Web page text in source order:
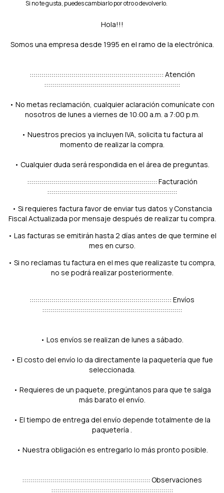
Si no te gusta, puedes cambiarlo por otro o devolverlo.
Hola!!!
Somos una empresa desde 1995 en el ramo de la electrónica.
::::::::::::::::::::::::::::::::::::::::::::::::::::::::::::::::::: Atención
::::::::::::::::::::::::::::::::::::::::::::::::::::::::::::::::::::
• No metas reclamación, cualquier aclaración comunícate con
nosotros de lunes a viernes de 10:00 a.m. a 7:00 p.m.
• Nuestros precios ya incluyen IVA, solicita tu factura al
momento de realizar la compra.
• Cualquier duda será respondida en el área de preguntas.
::::::::::::::::::::::::::::::::::::::::::::::::::::::::::::::::: Facturación
:::::::::::::::::::::::::::::::::::::::::::::::::::::::::::::::::
• Si requieres factura favor de enviar tus datos y Constancia
Fiscal Actualizada por mensaje después de realizar tu compra.
• Las facturas se emitirán hasta 2 días antes de que termine el
mes en curso.
• Si no reclamas tu factura en el mes que realizaste tu compra,
no se podrá realizar posteriormente.
::::::::::::::::::::::::::::::::::::::::::::::::::::::::::::::::::::::: Envíos
::::::::::::::::::::::::::::::::::::::::::::::::::::::::::::::::::::::
• Los envíos se realizan de lunes a sábado.
• El costo del envío lo da directamente la paquetería que fue
seleccionada.
• Requieres de un paquete, pregúntanos para que te salga
más barato el envío.
• El tiempo de entrega del envío depende totalmente de la
paquetería .
• Nuestra obligación es entregarlo lo más pronto posible.
:::::::::::::::::::::::::::::::::::::::::::::::::::::::::::::::: Observaciones
:::::::::::::::::::::::::::::::::::::::::::::::::::::::::::::